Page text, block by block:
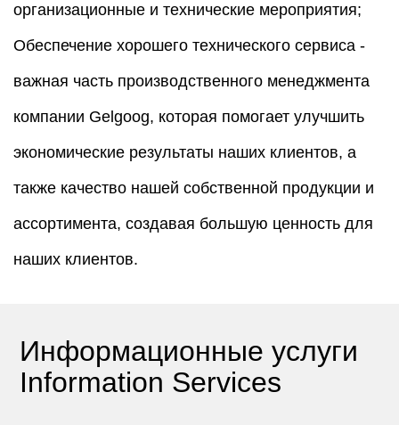
организационные и технические мероприятия;
Обеспечение хорошего технического сервиса -
важная часть производственного менеджмента
компании Gelgoog, которая помогает улучшить
экономические результаты наших клиентов, а
также качество нашей собственной продукции и
ассортимента, создавая большую ценность для
наших клиентов.
Информационные услуги
Information Services